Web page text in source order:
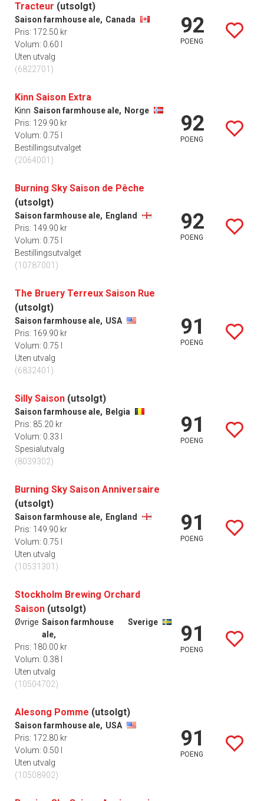
Tracteur (utsolgt)
Saison farmhouse ale, Canada
Pris: 172.50 kr
Volum: 0.60 l
Uten utvalg
(6822701)
92
POENG
Kinn Saison Extra
Kinn Saison farmhouse ale, Norge
Pris: 129.90 kr
Volum: 0.75 l
Bestillingsutvalget
(2064001)
92
POENG
Burning Sky Saison de Pêche
(utsolgt)
Saison farmhouse ale, England
Pris: 149.90 kr
Volum: 0.75 l
Bestillingsutvalget
(10787001)
92
POENG
The Bruery Terreux Saison Rue
(utsolgt)
Saison farmhouse ale, USA
Pris: 169.90 kr
Volum: 0.75 l
Uten utvalg
(6832401)
91
POENG
Silly Saison (utsolgt)
Saison farmhouse ale, Belgia
Pris: 85.20 kr
Volum: 0.33 l
Spesialutvalg
(8039302)
91
POENG
Burning Sky Saison Anniversaire
(utsolgt)
Saison farmhouse ale, England
Pris: 149.90 kr
Volum: 0.75 l
Uten utvalg
(10531301)
91
POENG
Stockholm Brewing Orchard
Saison (utsolgt)
Øvrige Saison farmhouse
ale,
Sverige
Pris: 180.00 kr
Volum: 0.38 l
Uten utvalg
(10504702)
91
POENG
Alesong Pomme (utsolgt)
Saison farmhouse ale, USA
Pris: 172.80 kr
Volum: 0.50 l
Uten utvalg
(10508902)
91
POENG